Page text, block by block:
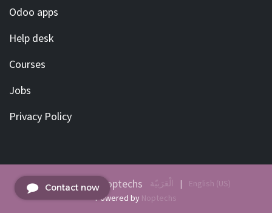
Odoo apps
Help desk
Courses
Jobs
Privacy Policy
Copyright © Noptechs الْعَرَبيّة |
English (US)
Powered by Noptechs
Contact now